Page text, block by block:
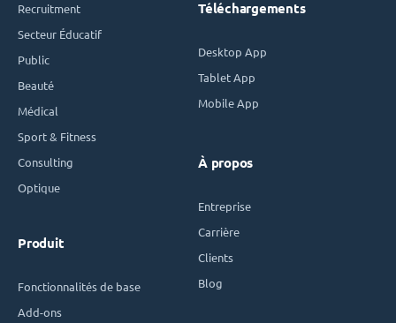
Recruitment
Secteur Éducatif
Public
Beauté
Médical
Sport & Fitness
Consulting
Optique
Produit
Fonctionnalités de base
Add-ons
Téléchargements
Desktop App
Tablet App
Mobile App
À propos
Entreprise
Carrière
Clients
Blog